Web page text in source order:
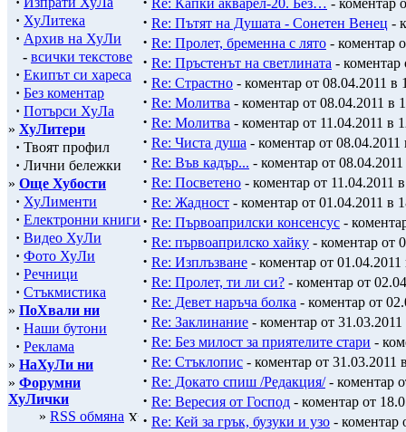
· ХуЛитека
· Архив на ХуЛи
- всички текстове
· Екипът си хареса
· Без коментар
· Потърси ХуЛа
» ХуЛитери
· Твоят профил
· Лични бележки
» Още Хубости
· ХуЛименти
· Електронни книги
· Видео ХуЛи
· Фото ХуЛи
· Речници
· Стъкмистика
» ПоХвали ни
· Наши бутони
· Реклама
» НаХуЛи ни
» Форумни
ХуЛички
» RSS обмяна
Re: Капки акварел-20. Без… - коментар
· Re: Пътят на Душата - Сонетен Венец -
· Re: Пролет, бременна с лято - коментар
· Re: Пръстенът на светлината - коментар
· Re: Страстно - коментар от 08.04.2011 в
· Re: Молитва - коментар от 08.04.2011 в
· Re: Молитва - коментар от 11.04.2011 в
· Re: Чиста душа - коментар от 08.04.2011
· Re: Във кадър... - коментар от
· Re: Посветено - коментар от 11.04.2011
· Re: Жадност - коментар от 01.04.2011 в
· Re: Първоаприлски консенсус -
· Re: първоаприлско хайку - коментар от
· Re: Изплъзване - коментар от
· Re: Пролет, ти ли си? - коментар от
· Re: Девет наръча болка - коментар от
· Re: Заклинание - коментар от
· Re: Без милост за приятелите стари -
· Re: Стъклопис - коментар от 31.03.2011
· Re: Докато спиш /Редакция/- коментар
· Re: Вересия от Господ - коментар от
· Re: Кей за грък, бузуки и узо - коментар